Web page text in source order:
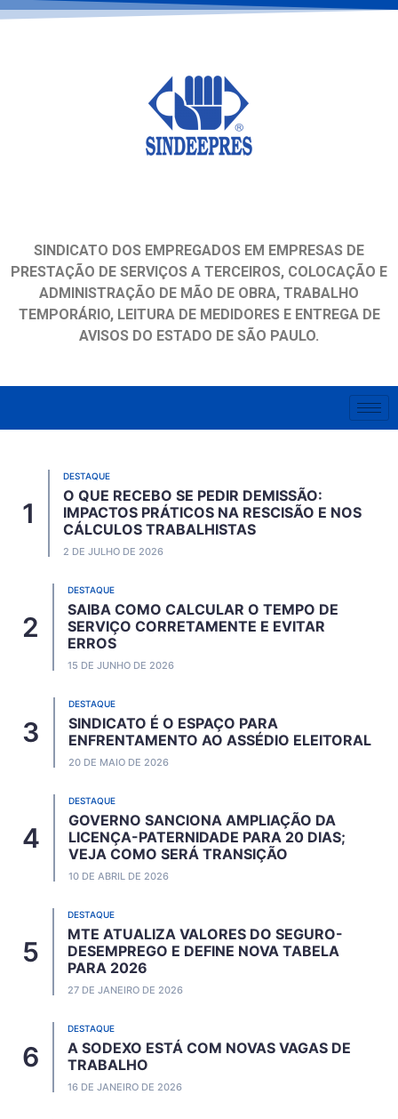
SINDICATO DOS EMPREGADOS EM EMPRESAS DE
PRESTAÇÃO DE SERVIÇOS A TERCEIROS, COLOCAÇÃO E
ADMINISTRAÇÃO DE MÃO DE OBRA, TRABALHO
TEMPORÁRIO, LEITURA DE MEDIDORES E ENTREGA DE
AVISOS DO ESTADO DE SÃO PAULO.
DESTAQUE
O QUE RECEBO SE PEDIR DEMISSÃO:
IMPACTOS PRÁTICOS NA RESCISÃO E NOS
CÁLCULOS TRABALHISTAS
2 DE JULHO DE 2026
DESTAQUE
SAIBA COMO CALCULAR O TEMPO DE
SERVIÇO CORRETAMENTE E EVITAR
ERROS
15 DE JUNHO DE 2026
DESTAQUE
SINDICATO É O ESPAÇO PARA
ENFRENTAMENTO AO ASSÉDIO ELEITORAL
20 DE MAIO DE 2026
DESTAQUE
GOVERNO SANCIONA AMPLIAÇÃO DA
LICENÇA-PATERNIDADE PARA 20 DIAS;
VEJA COMO SERÁ TRANSIÇÃO
10 DE ABRIL DE 2026
DESTAQUE
MTE ATUALIZA VALORES DO SEGURO-
DESEMPREGO E DEFINE NOVA TABELA
PARA 2026
27 DE JANEIRO DE 2026
DESTAQUE
A SODEXO ESTÁ COM NOVAS VAGAS DE
TRABALHO
16 DE JANEIRO DE 2026